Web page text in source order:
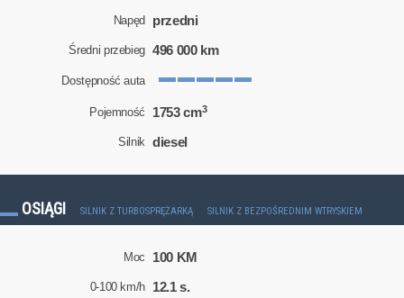
Napęd przedni
Średni przebieg 496 000 km
Dostępność auta
Pojemność 1753 cm3
Silnik diesel
OSIĄGI SILNIK Z TURBOSPRĘŻARKĄ SILNIK Z BEZPOŚREDNIM WTRYSKIEM
Moc 100 KM
0-100 km/h 12.1 s.